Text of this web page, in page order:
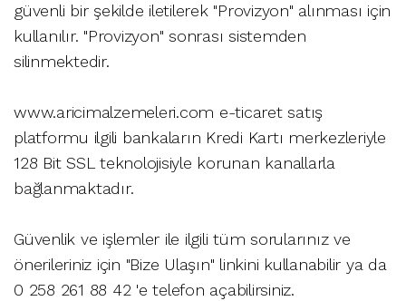
güvenli bir şekilde iletilerek "Provizyon" alınması için
kullanılır. "Provizyon" sonrası sistemden
silinmektedir.
www.aricimalzemeleri.com e-ticaret satış
platformu ilgili bankaların Kredi Kartı merkezleriyle
128 Bit SSL teknolojisiyle korunan kanallarla
bağlanmaktadır.
Güvenlik ve işlemler ile ilgili tüm sorularınız ve
önerileriniz için "Bize Ulaşın" linkini kullanabilir ya da
0 258 261 88 42 'e telefon açabilirsiniz.